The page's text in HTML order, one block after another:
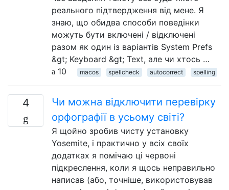
реального підтвердження від мене. Я
знаю, що обидва способи поведінки
можуть бути включені / відключені
разом як один із варіантів System Prefs
&gt; Keyboard &gt; Text, але чи хтось …
10
macos spellcheck autocorrect spelling
4
Чи можна відключити перевірку
орфографії в усьому світі?
Я щойно зробив чисту установку
Yosemite, і практично у всіх своїх
додатках я помічаю ці червоні
підкреслення, коли я щось неправильно
написав (або, точніше, використовував